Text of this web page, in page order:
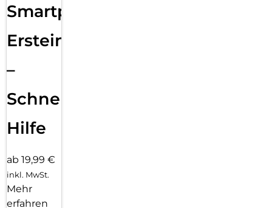
Smartphone
Ersteinrichtung
–
Schnelle
Hilfe
ab 19,99 €
inkl. MwSt.
Mehr
erfahren